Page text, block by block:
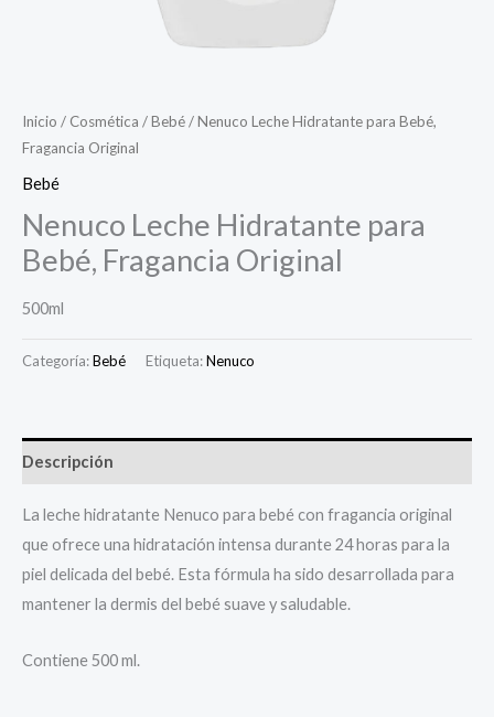
Inicio / Cosmética /Bebé/ Nenuco Leche Hidratante para Bebé,
Fragancia Original
Bebé
Nenuco Leche Hidratante para
Bebé, Fragancia Original
500ml
Categoría:Bebé Etiqueta:Nenuco
Descripción
La leche hidratante Nenuco para bebé con fragancia original
que ofrece una hidratación intensa durante 24 horas para la
piel delicada del bebé. Esta fórmula ha sido desarrollada para
mantener la dermis del bebé suave y saludable.
Contiene 500 ml.